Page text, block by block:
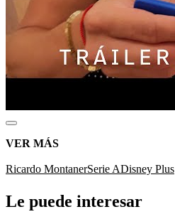
VER MÁS
Ricardo MontanerSerie ADisney Plus
Le puede interesar